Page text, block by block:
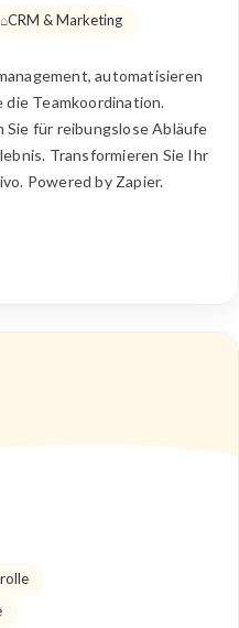
CRM & Marketing
automatisieren
die Teamkoordination.
Sie für reibungslose Abläufe
Transformieren Sie Ihr
Powered by Zapier.